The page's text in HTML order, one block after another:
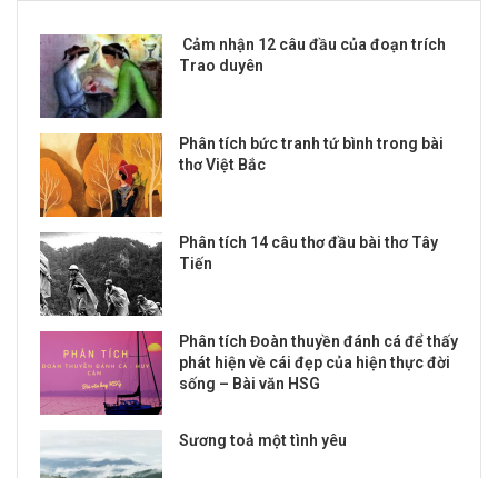
Cảm nhận 12 câu đầu của đoạn trích
Trao duyên
Phân tích bức tranh tứ bình trong bài
thơ Việt Bắc
Phân tích 14 câu thơ đầu bài thơ Tây
Tiến
Phân tích Đoàn thuyền đánh cá để thấy
phát hiện về cái đẹp của hiện thực đời
sống – Bài văn HSG
Sương toả một tình yêu